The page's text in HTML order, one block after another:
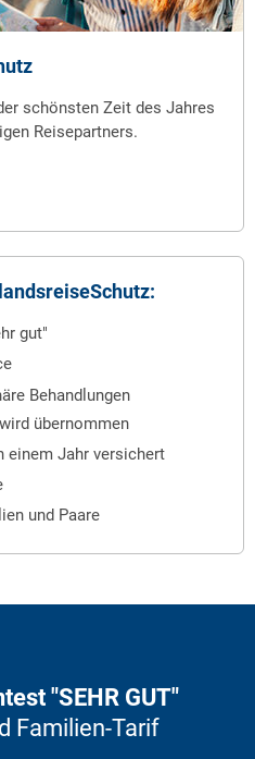
schönsten Zeit des Jahres
Reisepartners.
gut"
Behandlungen
übernommen
einem Jahr versichert
und Paare
"SEHR GUT"
Familien-Tarif